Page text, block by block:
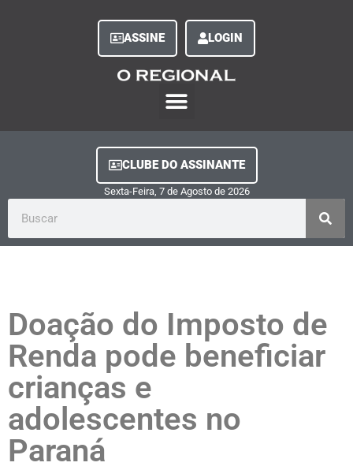
ASSINE LOGIN
CLUBE DO ASSINANTE
Sexta-Feira, 7de Agostode 2026
Doação do Imposto de
Renda pode beneficiar
crianças e
adolescentes no
Paraná